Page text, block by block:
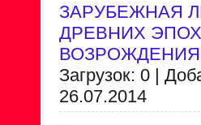
ЗАРУБЕЖНАЯ
ДРЕВНИХ
ВОЗРОЖДЕНИЯ
Загрузок: 0 |
26.07.2014